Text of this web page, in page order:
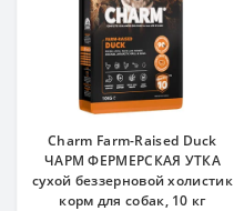
Charm Farm-Raised Duck
ЧАРМ ФЕРМЕРСКАЯ УТКА
сухой беззерновой холистик
корм для собак, 10 кг